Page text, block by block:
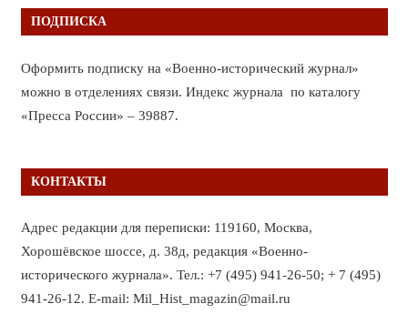
ПОДПИСКА
Оформить подписку на «Военно-исторический журнал»
можно в отделениях связи. Индекс журнала по каталогу
«Пресса России» – 39887.
КОНТАКТЫ
Адрес редакции для переписки: 119160, Москва,
Хорошёвское шоссе, д. 38д, редакция «Военно-
исторического журнала». Тел.: +7 (495) 941-26-50; + 7 (495)
941-26-12. E-mail: Mil_Hist_magazin@mail.ru